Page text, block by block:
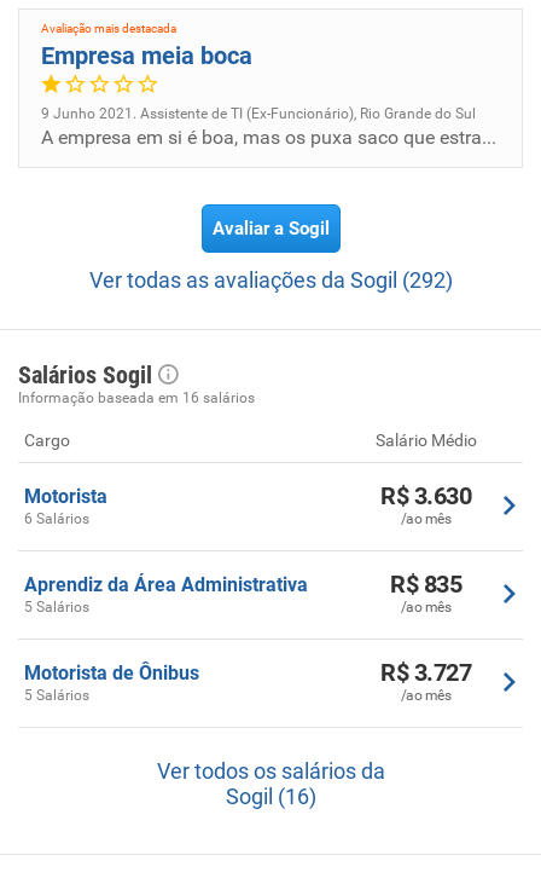
Avaliação mais destacada
Empresa meia boca
9 Junho 2021. Assistente de TI (Ex-Funcionário), Rio Grande do Sul
A empresa em si é boa, mas os puxa saco que estragam.O benefício do cartão alimentação é bom, mas o salário é baixo em r...
Avaliar a Sogil
Ver todas as avaliações da Sogil (292)
Salários Sogil
Informação baseada em 16 salários
Cargo Salário Médio
Motorista
6 Salários
R$ 3.630
/ao mês
Aprendiz da Área Administrativa
5 Salários
R$ 835
/ao mês
Motorista de Ônibus
5 Salários
R$ 3.727
/ao mês
Ver todos os salários da
Sogil (16)